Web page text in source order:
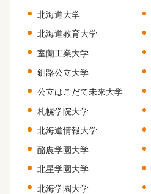
北海道大学
北海道教育大学
室蘭工業大学
釧路公立大学
公立はこだて未来大学
札幌学院大学
北海道情報大学
酪農学園大学
北星学園大学
北海学園大学